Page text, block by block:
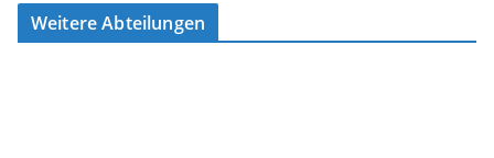
Weitere Abteilungen